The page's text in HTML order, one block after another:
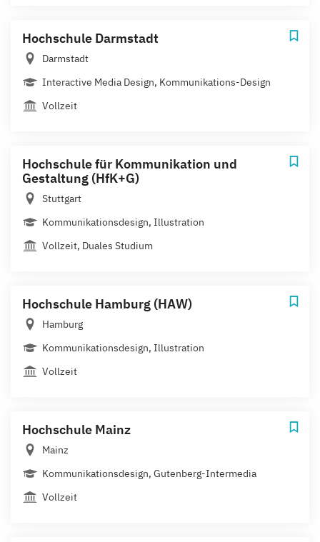
Hochschule Darmstadt
Darmstadt
Interactive Media Design, Kommunikations-Design
Vollzeit
Hochschule für Kommunikation und
Gestaltung (HfK+G)
Stuttgart
Kommunikationsdesign, Illustration
Vollzeit, Duales Studium
Hochschule Hamburg (HAW)
Hamburg
Kommunikationsdesign, Illustration
Vollzeit
Hochschule Mainz
Mainz
Kommunikationsdesign, Gutenberg-Intermedia
Vollzeit